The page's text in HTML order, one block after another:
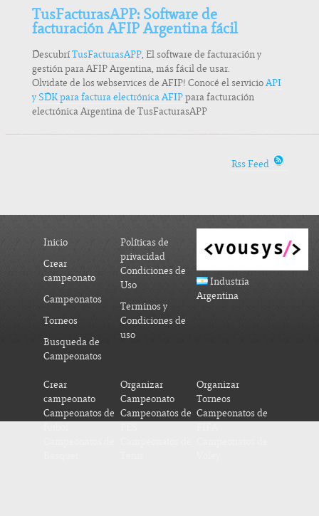
TusFacturasAPP: Software de
facturación AFIP Argentina fácil
DescubríTusFacturasAPP, El software de facturación y
gestión para AFIP Argentina, más fácil de usar.
Olvidate de los webservices de AFIP! Conocé el servicioAPI
y SDK para factura electrónica AFIPpara facturación
electrónica Argentina de TusFacturasAPP
Rss Feed
Inicio
Crear
campeonato
Campeonatos
Torneos
Busqueda de
Campeonatos
Políticas de
privacidad
Condiciones de
Uso
Terminos y
Condiciones de
uso
Industria
Argentina
Crear
campeonato
Organizar
Campeonato
Organizar
Torneos
Campeonatos de Campeonatos de Campeonatos de